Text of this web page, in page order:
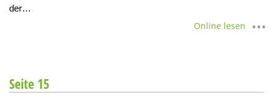
der…
Online lesen
Seite 15